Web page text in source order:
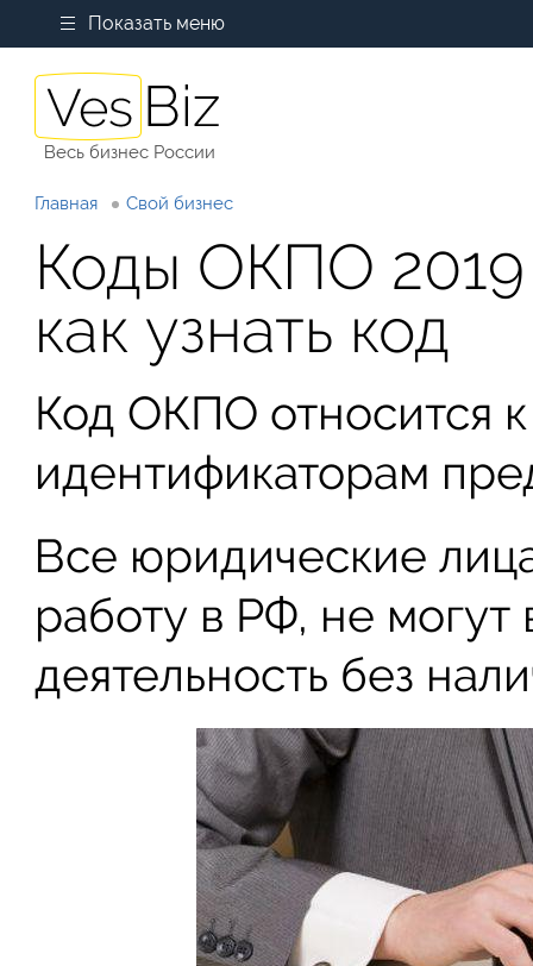
Показать меню
Весь бизнес России
Главная Свой бизнес
Коды ОКПО
как узнать код
Код ОКПО относится
идентификаторам
Все юридические
работу в РФ, не могут
деятельность без